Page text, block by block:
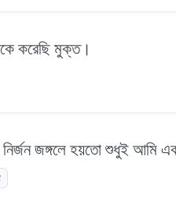
করেছি মুক্ত।
জঙ্গলে হয়তো শুধুই আমি